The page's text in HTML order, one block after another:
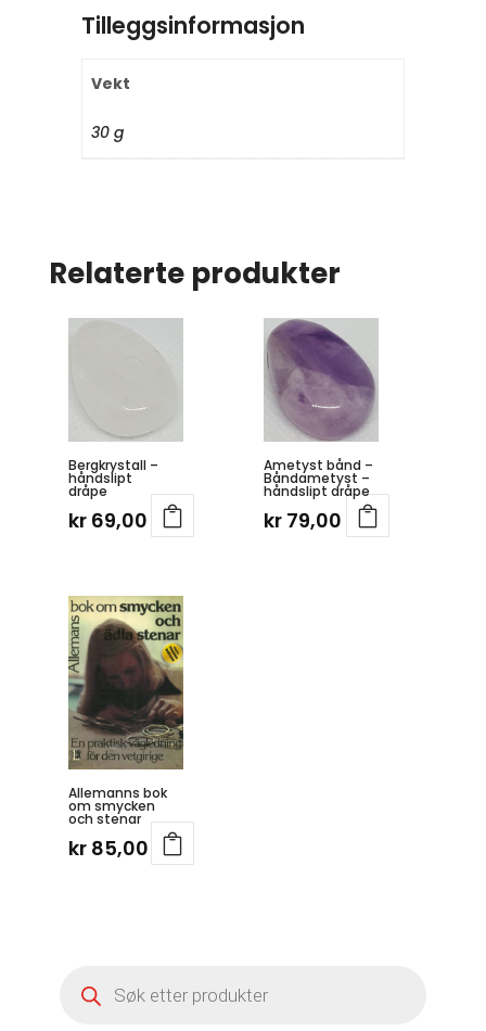
Tilleggsinformasjon
Vekt
30 g
Relaterte produkter
Bergkrystall –
håndslipt
dråpe
kr69,00
Ametyst bånd –
Båndametyst –
håndslipt dråpe
kr 79,00
Allemanns bok
om smycken
och stenar
kr85,00
search